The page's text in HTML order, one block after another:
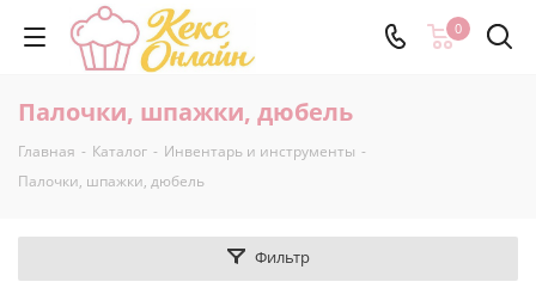
0
Палочки, шпажки, дюбель
Главная - Каталог - Инвентарь и инструменты -
Палочки, шпажки, дюбель
Фильтр